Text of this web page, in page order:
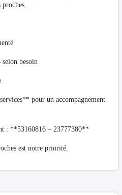
besoin
pour un accompagnement
: **53160816 – 23777380**
est notre priorité.